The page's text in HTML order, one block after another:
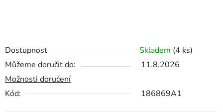
Dostupnost Skladem (4 ks)
Můžeme doručit do:
11.8.2026
Možnosti doručení
Kód:
186869A1